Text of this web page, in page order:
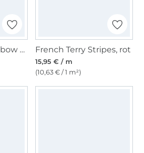
French Terry Rainbow Leo, multicolor French Terry Stripes, rot
15,95 € / m
(10,63 € / 1 m²)